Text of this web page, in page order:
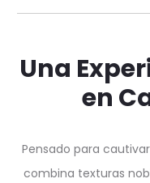
Una
en
Pensado para
combina texturas